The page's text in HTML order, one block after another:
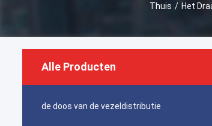
Thuis / Het
Alle Producten
de doos van de vezeldistributie